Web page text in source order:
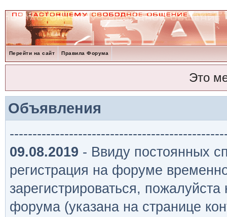
Перейти на сайт Правила Форума
Это
Объявления
09.08.2019 - Ввиду постоянных
регистрация на форуме
зарегистрироваться,
форума (указана на странице